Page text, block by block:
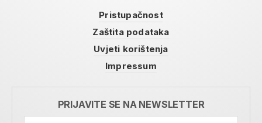
Pristupačnost
Zaštita podataka
Uvjeti korištenja
Impressum
PRIJAVITE SE NA NEWSLETTER